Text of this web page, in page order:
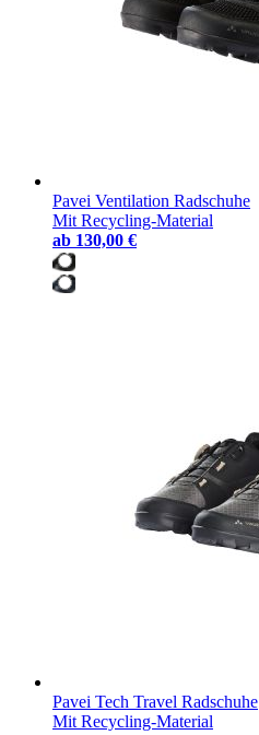
Pavei Ventilation Radschuhe
Mit Recycling-Material
ab 130,00 €
Pavei Tech Travel Radschuhe
Mit Recycling-Material